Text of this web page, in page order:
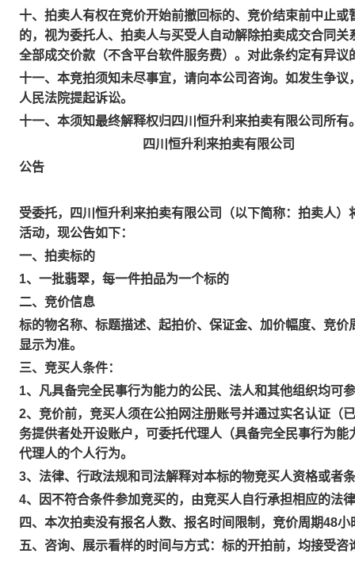
十、拍卖人有权在竞价开始前撤回标的、竞价结束前中止
的，视为委托人、拍卖人与买受人自动解除拍卖成交合同
全部成交价款（不含平台软件服务费）。对此条约定有异议
十一、本竞拍须知未尽事宜，请向本公司咨询。如发生争
人民法院提起诉讼。
十一、本须知最终解释权归四川恒升利来拍卖有限公司所有
四川恒升利来拍卖有限公司
公告
受委托，四川恒升利来拍卖有限公司（以下简称：拍卖人
活动，现公告如下：
一、拍卖标的
1、一批翡翠，每一件拍品为一个标的
二、竞价信息
标的物名称、标题描述、起拍价、保证金、加价幅度、竞
显示为准。
三、竞买人条件：
1、凡具备完全民事行为能力的公民、法人和其他组织均
2、竞价前，竞买人须在公拍网注册账号并通过实名认证（
务提供者处开设账户，可委托代理人（具备完全民事行为
代理人的个人行为。
3、法律、行政法规和司法解释对本标的物竞买人资格或者
4、因不符合条件参加竞买的，由竞买人自行承担相应的法
四、本次拍卖没有报名人数、报名时间限制，竞价周期48
五、咨询、展示看样的时间与方式：标的开拍前，均接受咨